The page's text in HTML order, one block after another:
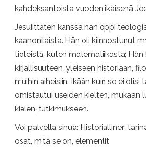
kahdeksantoista vuoden ikäisenä
Jesuiittaten kanssa hän oppi
kaanonilaista. Hän oli kiinnostunut
tieteistä, kuten matematiikasta; Hän
kirjallisuuteen, yleiseen historiaan,
muihin aiheisiin. Ikään kuin se ei olisi
omistautui useiden kielten, mukaan
kielen, tutkimukseen.
Voi palvella sinua: Historiallinen
osat, mitä se on, elementit